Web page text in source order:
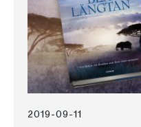
2019-09-11